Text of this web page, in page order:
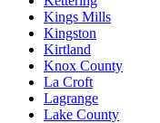
Kings Mills
Kingston
Kirtland
Knox County
La Croft
Lagrange
Lake County